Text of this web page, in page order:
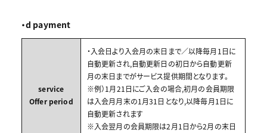
・d payment
service
Offer period
・入会日より入会月の末日まで／以降毎月1日に
自動更新され,自動更新日の初日から自動更新
月の末日までがサービス提供期間となります。
※例）1月21日にご入会の場合,初月の会員期限
は入会月月末の1月31日となり,以降毎月1日に
自動更新されます
※入会翌月の会員期限は2月1日から2月の末日